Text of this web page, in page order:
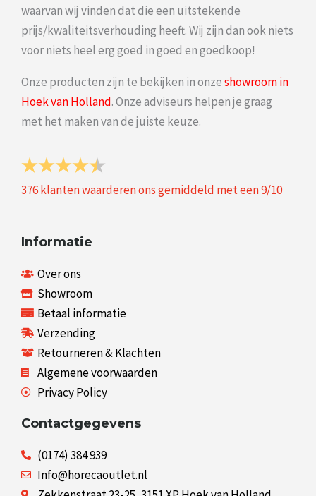
waarvan wij vinden dat die een uitstekende
prijs/kwaliteitsverhouding heeft. Wij zijn dan ook niets
voor niets heel erg goed in goed en goedkoop!
Onze producten zijn te bekijken in onzeshowroom in
Hoek van Holland. Onze adviseurs helpen je graag
met het maken van de juiste keuze.
376klanten waarderen ons gemiddeld met een9/10
Informatie
Over ons
Showroom
Betaal informatie
Verzending
Retourneren & Klachten
Algemene voorwaarden
Privacy Policy
Contactgegevens
(0174) 384 939
Info@horecaoutlet.nl